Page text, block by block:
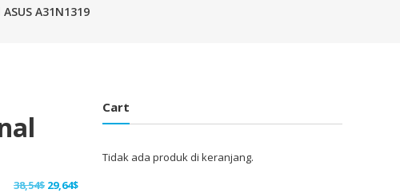
A31N1319
38,54$ Harga
29,64$Harga
Cart
Tidak ada produk di keranjang.